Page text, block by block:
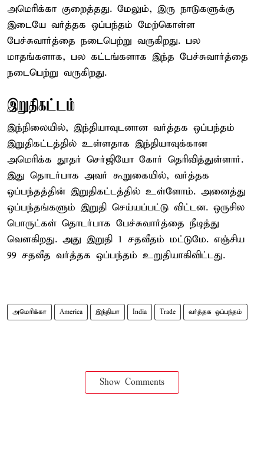
அமெரிக்கா குறைத்தது. மேலும், இரு நாடுகளுக்கு
இடையே வர்த்தக ஒப்பந்தம் மேற்கொள்ள
பேச்சுவார்த்தை நடைபெற்று வருகிறது. பல
மாதங்களாக, பல கட்டங்களாக இந்த பேச்சுவார்த்தை
நடைபெற்று வருகிறது.
இறுதிகட்டம்
இந்நிலையில், இந்தியாவுடனான வர்த்தக ஒப்பந்தம்
இறுதிகட்டத்தில் உள்ளதாக இந்தியாவுக்கான
அமெரிக்க தூதர் செர்ஜியோ கோர் தெரிவித்துள்ளார்.
இது தொடர்பாக அவர் கூறுகையில், வர்த்தக
ஒப்பந்தத்தின் இறுதிகட்டத்தில் உள்ளோம். அனைத்து
ஒப்பந்தங்களும் இறுதி செய்யப்பட்டு விட்டன. ஒருசில
பொருட்கள் தொடர்பாக பேச்சுவார்த்தை நீடித்து
வௌகிறது. அது இறுதி 1 சதவீதம் மட்டுமே. எஞ்சிய
99 சதவீத வர்த்தக ஒப்பந்தம் உறுதியாகிவிட்டது.
அமெரிக்கா America இந்தியா India Trade வர்த்தக ஒப்பந்தம்
Show Comments